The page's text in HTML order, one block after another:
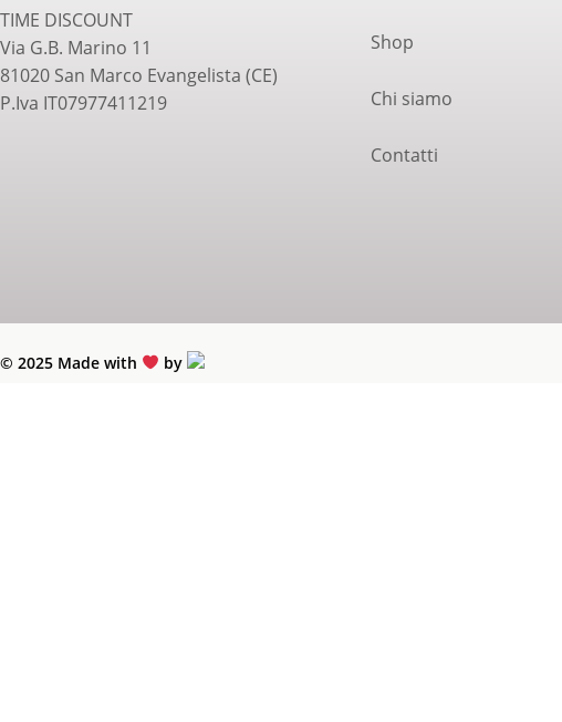
TIME DISCOUNT
Via G.B. Marino 11
81020 San Marco Evangelista (CE)
P.Iva IT07977411219
Shop
Chi siamo
Contatti
© 2025 Made with by